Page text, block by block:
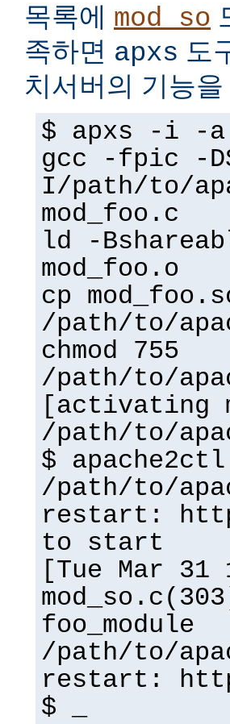
목록에 mod_so
족하면 apxs 도
치서버의 기능
$ apxs -i -a
gcc -fpic -
I/path/to/
mod_foo.c
ld -
mod_foo.o
cp
/path/to/
chmod 755
/path/to/
[activating
/path/to/
$
/path/to/
restart:
to start
[Tue Mar
foo_module
/path/to/
restart:
$ _